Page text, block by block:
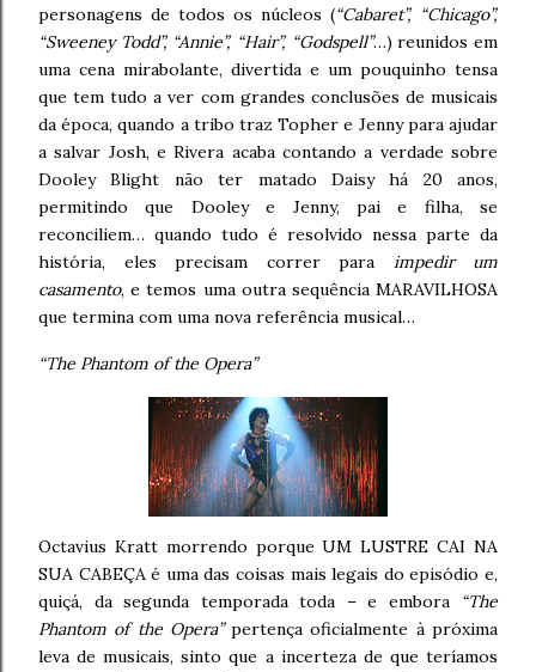
personagens de todos os núcleos (“Cabaret”, “Chicago”,
“Sweeney Todd”, “Annie”, “Hair”, “Godspell”…) reunidos em
uma cena mirabolante, divertida e um pouquinho tensa
que tem tudo a ver com grandes conclusões de musicais
da época, quando a tribo traz Topher e Jenny para ajudar
a salvar Josh, e Rivera acaba contando a verdade sobre
Dooley Blight não ter matado Daisy há 20 anos,
permitindo que Dooley e Jenny, pai e filha, se
reconciliem… quando tudo é resolvido nessa parte da
história, eles precisam correr para impedir um
casamento, e temos uma outra sequência MARAVILHOSA
que termina com uma nova referência musical…
“The Phantom of the Opera”
Octavius Kratt morrendo porque UM LUSTRE CAI NA
SUA CABEÇA é uma das coisas mais legais do episódio e,
quiçá, da segunda temporada toda – e embora
“The
Phantom of the Opera”pertença oficialmente à próxima
leva de musicais, sinto que a incerteza de que teríamos